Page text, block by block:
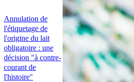
Annulation de
l'étiquetage de
l'origine du lait
obligatoire : une
décision "à contre-
courant de
l'histoire"